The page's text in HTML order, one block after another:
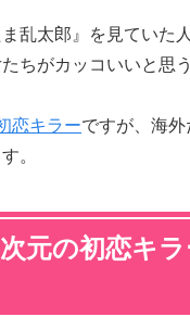
乱太郎』を見ていた
ちがカッコいいと思
恋キラーですが、海外
。
元の初恋キ